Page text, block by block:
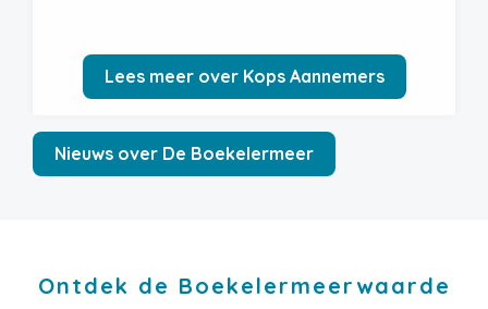
Lees meer over Kops Aannemers
Nieuws over De Boekelermeer
Ontdek de Boekelermeerwaarde